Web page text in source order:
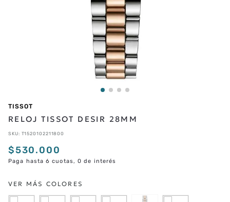
TISSOT
RELOJ TISSOT DESIR 28MM
SKU: T1520102211800
$530.000
Paga hasta 6 cuotas, 0 de interés